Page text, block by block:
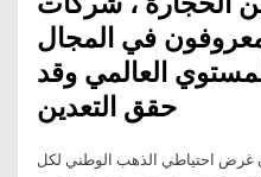
في المجال
العالمي وقد
حقق التعدين
احتياطي الذهب الوطني لكل